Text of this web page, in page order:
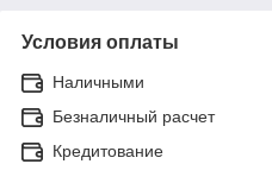
Условия оплаты
Наличными
Безналичный расчет
Кредитование